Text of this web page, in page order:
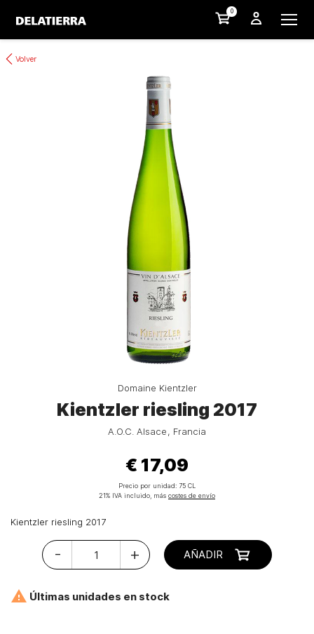
0
Volver
Domaine Kientzler
Kientzler riesling 2017
A.O.C. Alsace Francia
€ 17,09
Precio por unidad: 75 CL
21% IVA incluido, más costes de envío
Kientzler riesling 2017
- + AÑADIR
 Últimas unidades en stock